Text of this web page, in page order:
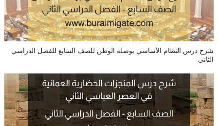
شرح درس النظام الأساسي بوصلة الوطن للصف السابع للفصل الدراسي
الثاني